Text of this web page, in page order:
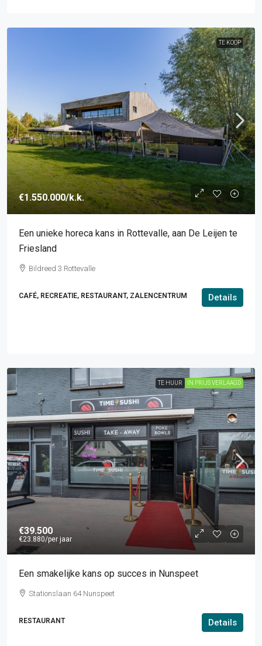
TE KOOP
€1.550.000/k.k.
Een unieke horeca kans in Rottevalle, aan De Leijen te
Friesland
Bildreed 3 Rottevalle
CAFÉ, RECREATIE, RESTAURANT, ZALENCENTRUM Details
TE HUUR IN PRIJS VERLAAGD
€39.500
€23.880/per jaar
Een smakelijke kans op succes in Nunspeet
Stationslaan 64 Nunspeet
RESTAURANT Details